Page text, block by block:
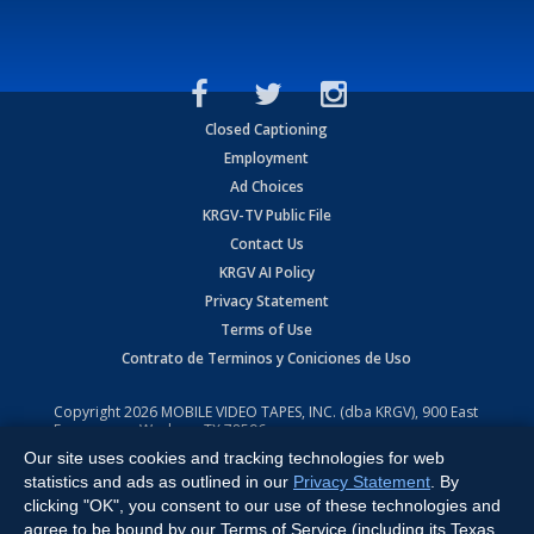
Closed Captioning
Employment
Ad Choices
KRGV-TV Public File
Contact Us
KRGV AI Policy
Privacy Statement
Terms of Use
Contrato de Terminos y Coniciones de Uso
Copyright2026 MOBILE VIDEO TAPES, INC. (dba KRGV), 900 East
Expressway, Weslaco, TX 78596.
All Rights Reserved. Powered by:Ruby Shore Software
Our site uses cookies and tracking technologies for web
statistics and ads as outlined in our Privacy Statement . By
clicking "OK", you consent to our use of these technologies and
agree to be bound by our Terms of Service (including its Texas